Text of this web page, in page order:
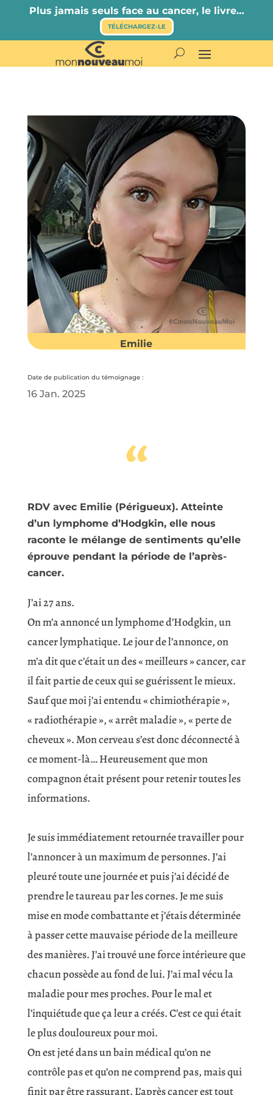
Plus jamais seuls face au cancer, le livre…
TÉLÉCHARGEZ-LE
Emilie
Date de publication du témoignage :
16 Jan. 2025
“
RDV avec Emilie (Périgueux). Atteinte
d’un lymphome d’Hodgkin, elle nous
raconte le mélange de sentiments qu’elle
éprouve pendant la période de l’après-
cancer.
J’ai 27 ans.
On m’a annoncé un lymphome d’Hodgkin, un
cancer lymphatique. Le jour de l’annonce, on
m’a dit que c’était un des « meilleurs » cancer, car
il fait partie de ceux qui se guérissent le mieux.
Sauf que moi j’ai entendu « chimiothérapie »,
« radiothérapie », « arrêt maladie », « perte de
cheveux ». Mon cerveau s’est donc déconnecté à
ce moment-là… Heureusement que mon
compagnon était présent pour retenir toutes les
informations.
Je suis immédiatement retournée travailler pour
l’annoncer à un maximum de personnes. J’ai
pleuré toute une journée et puis j’ai décidé de
prendre le taureau par les cornes. Je me suis
mise en mode combattante et j’étais déterminée
à passer cette mauvaise période de la meilleure
des manières. J’ai trouvé une force intérieure que
chacun possède au fond de lui. J’ai mal vécu la
maladie pour mes proches. Pour le mal et
l’inquiétude que ça leur a créés. C’est ce qui était
le plus douloureux pour moi.
On est jeté dans un bain médical qu’on ne
contrôle pas et qu’on ne comprend pas, mais qui
finit par être rassurant. L’après cancer est tout